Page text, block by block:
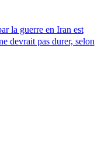
la guerre en Iran est
devrait pas durer, selon